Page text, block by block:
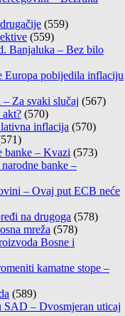
(559)
(559)
Banjaluka – Bez bilo
Europa pobijedila inflaciju
– Za svaki slučaj (567)
(570)
inflacija (570)
banke – Kvazi (573)
banke –
– Ovaj put ECB neće
na drugoga (578)
mreža (578)
Bosne i
kamatne stope –
(589)
SAD – Dvosmjeran uticaj